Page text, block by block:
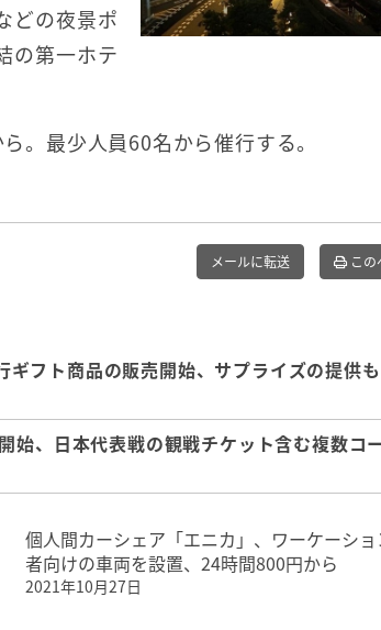
どの夜景ポ
の第一ホテ
。最少人員60名から催行する。
メールに転送 こ
フト商品の販売開始、サプライズの提供も
始、日本代表戦の観戦チケット含む複数コ
個人間カーシェア「エニカ」、ワーケーシ
者向けの車両を設置、24時間800円から
2021年10月27日